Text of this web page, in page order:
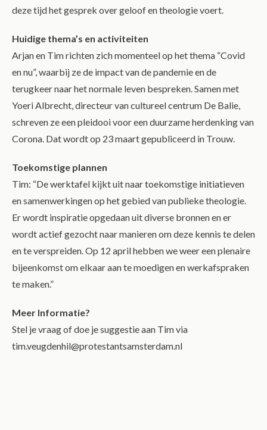
deze tijd het gesprek over geloof en theologie voert.
Huidige thema’s en activiteiten
Arjan en Tim richten zich momenteel op het thema “Covid
en nu”, waarbij ze de impact van de pandemie en de
terugkeer naar het normale leven bespreken. Samen met
Yoeri Albrecht, directeur van cultureel centrum De Balie,
schreven ze een pleidooi voor een duurzame herdenking van
Corona. Dat wordt op 23 maart gepubliceerd in Trouw.
Toekomstige plannen
Tim: “De werktafel kijkt uit naar toekomstige initiatieven
en samenwerkingen op het gebied van publieke theologie.
Er wordt inspiratie opgedaan uit diverse bronnen en er
wordt actief gezocht naar manieren om deze kennis te delen
en te verspreiden. Op 12 april hebben we weer een plenaire
bijeenkomst om elkaar aan te moedigen en werkafspraken
te maken.”
Meer Informatie?
Stel je vraag of doe je suggestie aan Tim via
tim.veugdenhil@protestantsamsterdam.nl